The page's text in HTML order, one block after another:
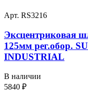
Арт. RS3216
Эксцентриковая
125мм рег.обор.
INDUSTRIAL
В наличии
5840 ₽